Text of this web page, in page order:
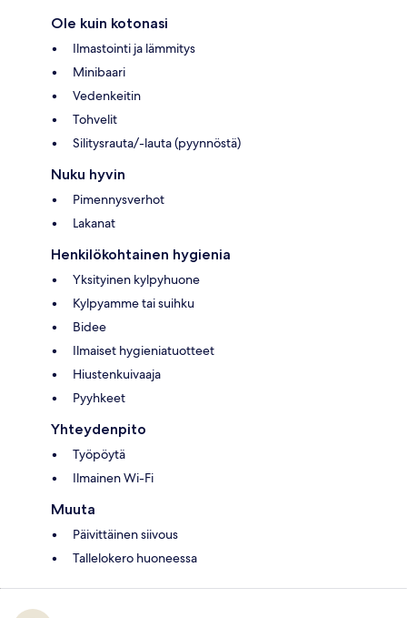
Ole kuin kotonasi
Ilmastointi ja lämmitys
Minibaari
Vedenkeitin
Tohvelit
Silitysrauta/-lauta (pyynnöstä)
Nuku hyvin
Pimennysverhot
Lakanat
Henkilökohtainen hygienia
Yksityinen kylpyhuone
Kylpyamme tai suihku
Bidee
Ilmaiset hygieniatuotteet
Hiustenkuivaaja
Pyyhkeet
Yhteydenpito
Työpöytä
Ilmainen Wi-Fi
Muuta
Päivittäinen siivous
Tallelokero huoneessa